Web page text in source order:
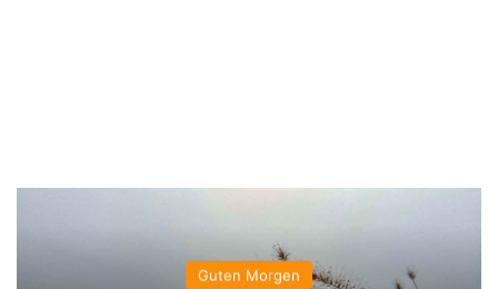
Guten Morgen